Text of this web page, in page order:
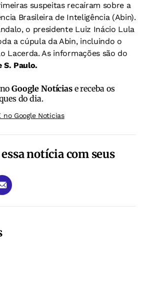
suspeitas recaíram sobre a
Brasileira de Inteligência (Abin).
o presidente Luiz Inácio Lula
a cúpula da Abin, incluindo o
Lacerda. As informações são do
S. Paulo.
noGoogle Notíciase receba os
do dia.
no Google Noticias
notícia com seus